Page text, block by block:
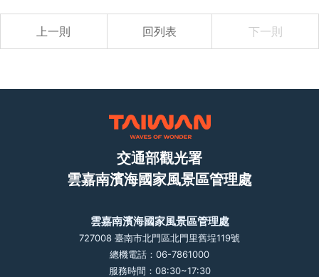
上一則 回列表 下一則
交通部觀光署
雲嘉南濱海國家風景區管理處
雲嘉南濱海國家風景區管理處
727008 臺南市北門區北門里舊埕119號
總機電話：06-7861000
服務時間：08:30~17:30